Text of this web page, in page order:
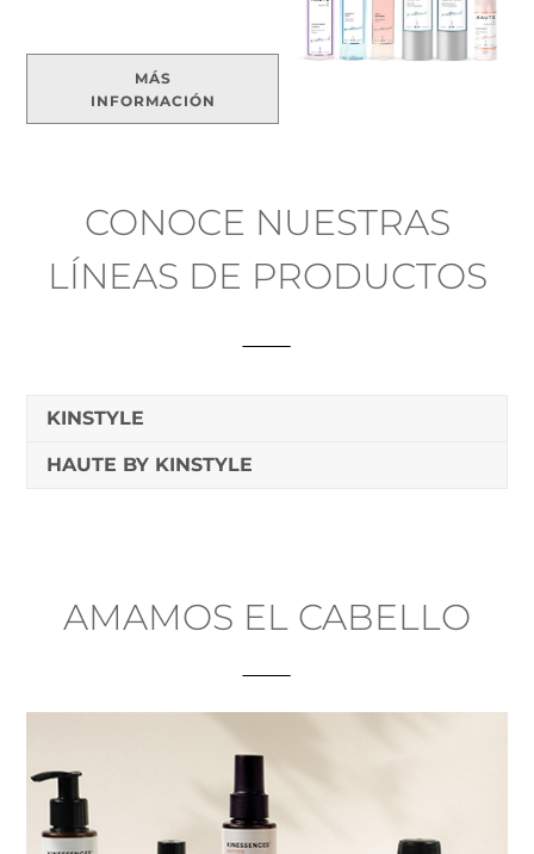
MÁS
INFORMACIÓN
CONOCE NUESTRAS
LÍNEAS DE PRODUCTOS
KINSTYLE
HAUTE BY KINSTYLE
AMAMOS EL CABELLO